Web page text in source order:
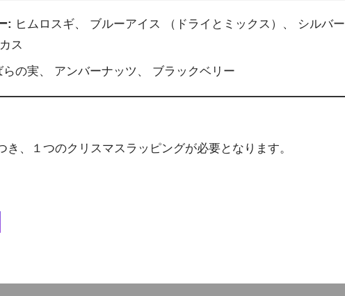
: ヒムロスギ、 ブルーアイス （ドライとミックス）、 シルバー
ス
らの実、 アンバーナッツ、 ブラックベリー
き、１つのクリスマスラッピングが必要となります。